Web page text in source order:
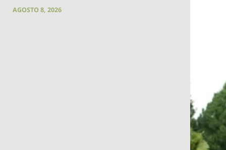
AGOSTO 8, 2026